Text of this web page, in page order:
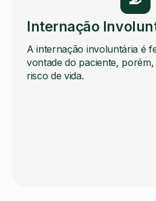
Internação
A internação involuntária é
vontade do paciente,
risco de vida.